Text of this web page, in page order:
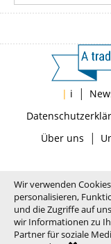
| i |
Über uns |
Wir verwenden
personalisieren,
und die Zugriffe auf
wir Informationen zu
Partner für soziale